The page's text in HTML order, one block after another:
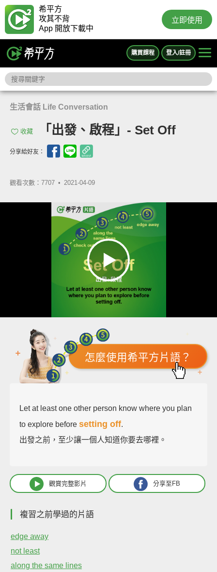
希平方
攻其不背
App 開放下載中
立即使用
購買課程 登入/註冊
生活會話 Life Conversation
收藏 「出發、啟程」- Set Off
分享給好友：
觀看次數：7707 • 2021-04-09
怎麼使用希平方片語？
Let at least one other person know where you plan
to explore before setting off.
出發之前，至少讓一個人知道你要去哪裡。
觀賞完整影片 分享至FB
複習之前學過的片語
edge away
not least
along the same lines